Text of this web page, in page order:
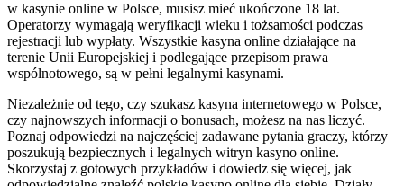
w kasynie online w Polsce, musisz mieć ukończone 18 lat.
Operatorzy wymagają weryfikacji wieku i tożsamości podczas
rejestracji lub wypłaty. Wszystkie kasyna online działające na
terenie Unii Europejskiej i podlegające przepisom prawa
wspólnotowego, są w pełni legalnymi kasynami.
Niezależnie od tego, czy szukasz kasyna internetowego w Polsce,
czy najnowszych informacji o bonusach, możesz na nas liczyć.
Poznaj odpowiedzi na najczęściej zadawane pytania graczy, którzy
poszukują bezpiecznych i legalnych witryn kasyno online.
Skorzystaj z gotowych przykładów i dowiedz się więcej, jak